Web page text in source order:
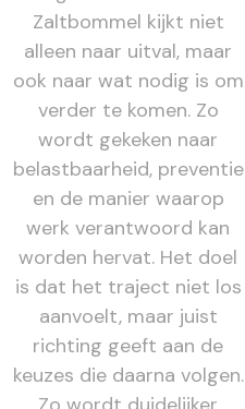
Zaltbommel kijkt niet
alleen naar uitval, maar
ook naar wat nodig is om
verder te komen. Zo
wordt gekeken naar
belastbaarheid, preventie
en de manier waarop
werk verantwoord kan
worden hervat. Het doel
is dat het traject niet los
aanvoelt, maar juist
richting geeft aan de
keuzes die daarna volgen.